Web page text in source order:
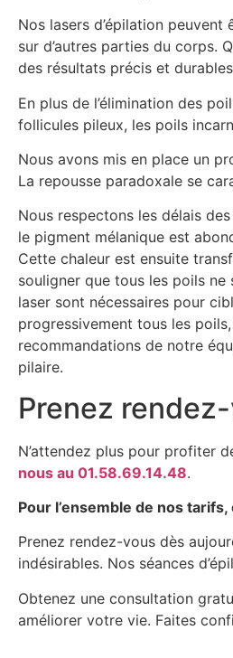
Nos lasers d’épilation
sur d’autres parties du corps.
des résultats précis et
En plus de l’élimination des
follicules pileux, les poils
Nous avons mis en place un
La repousse paradoxale se
Nous respectons les délais
le pigment mélanique est
Cette chaleur est ensuite
souligner que tous les poils ne
laser sont nécessaires pour
progressivement tous les
recommandations de notre
pilaire.
Prenez
N’attendez plus pour profiter
nous au 01.58.69.14.48.
Pour l’ensemble de nos
Prenez rendez-vous dès
indésirables. Nos séances
Obtenez une consultation
améliorer votre vie. Faites